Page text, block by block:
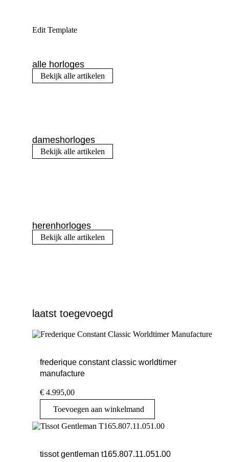
Edit Template
alle horloges
Bekijk alle artikelen
dameshorloges
Bekijk alle artikelen
herenhorloges
Bekijk alle artikelen
laatst toegevoegd
frederique constant classic worldtimer
manufacture
€ 4.995,00
Toevoegen aan winkelmand
tissot gentleman t165.807.11.051.00